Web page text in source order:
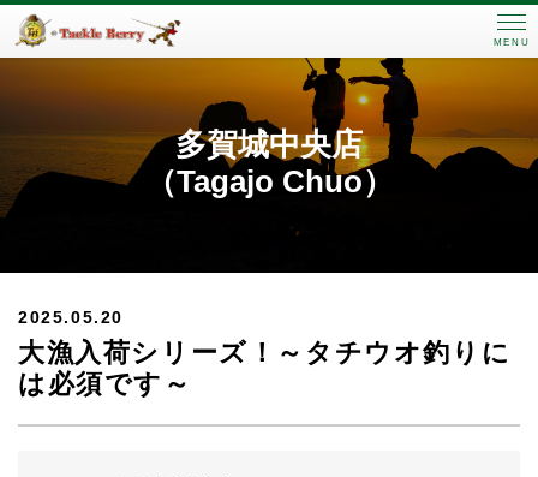
MENU
多賀城中央店
（Tagajo Chuo）
2025.05.20
大漁入荷シリーズ！～タチウオ釣りに
は必須です～